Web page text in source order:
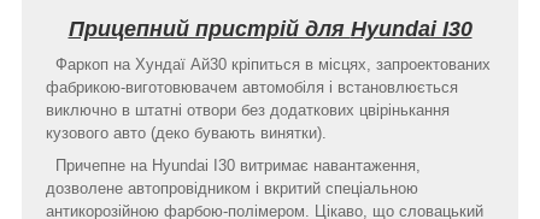
Прицепний пристрій для Hyundai I30
Фаркоп на Хундаї Ай30 кріпиться в місцях, запроектованих
фабрикою-виготовювачем автомобіля і встановлюється
виключно в штатні отвори без додаткових цвірінькання
кузового авто (деко бувають винятки).
Причепне на Hyundai I30 витримає навантаження,
дозволене автопровідником і вкритий спеціальною
антикорозійною фарбою-полімером. Цікаво, що словацький